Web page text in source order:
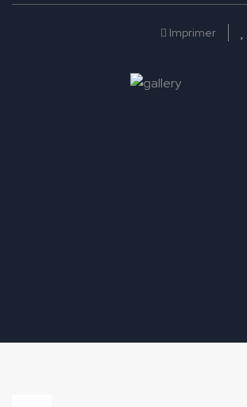
Imprimer